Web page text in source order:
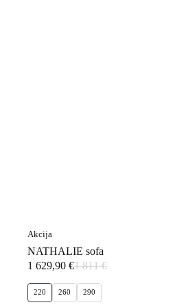
Akcija
NATHALIE sofa
1 811€
Original
price
was:
1 629,90 €
Current
price
is:
220 260 290